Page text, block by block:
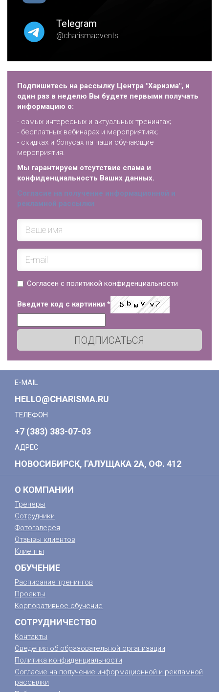
Telegram
@charismaevents
Подпишитесь на рассылку Центра "Харизма", и
один раз в неделю Вы будете первыми получать
информацию о:
- самых интересных и актуальных тренингах;
- бесплатных вебинарах и мероприятиях;
- скидках и бонусах на наши обучающие
мероприятия.
Мы гарантируем отсутствие спама и
конфиденциальность Ваших данных.
Согласие на получение информационной и
рекламной рассылки
Согласен с политикой конфиденциальности
Введите код с картинки *
ПОДПИСАТЬСЯ
E-MAIL
HELLO@CHARISMA.RU
ТЕЛЕФОН
+7 (383) 383-07-03
АДРЕС
НОВОСИБИРСК, ГАЛУЩАКА 2А, ОФ. 412
О КОМПАНИИ
Тренеры
Сотрудники
Фотогалерея
Отзывы клиентов
Клиенты
ОБУЧЕНИЕ
Расписание тренингов
Проекты
Корпоративное обучение
СОТРУДНИЧЕСТВО
Контакты
Сведения об образовательной организации
Политика конфиденциальности
Согласие на получение информационной и рекламной
рассылки